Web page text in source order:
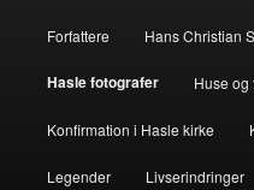
Forfattere Hans Christian
Hasle fotografer Huse og
Konfirmation i Hasle kirke
Legender Livserindringer